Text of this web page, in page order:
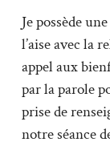
Je possède
l’aise avec la
appel aux
par la parole
prise de
notre séance